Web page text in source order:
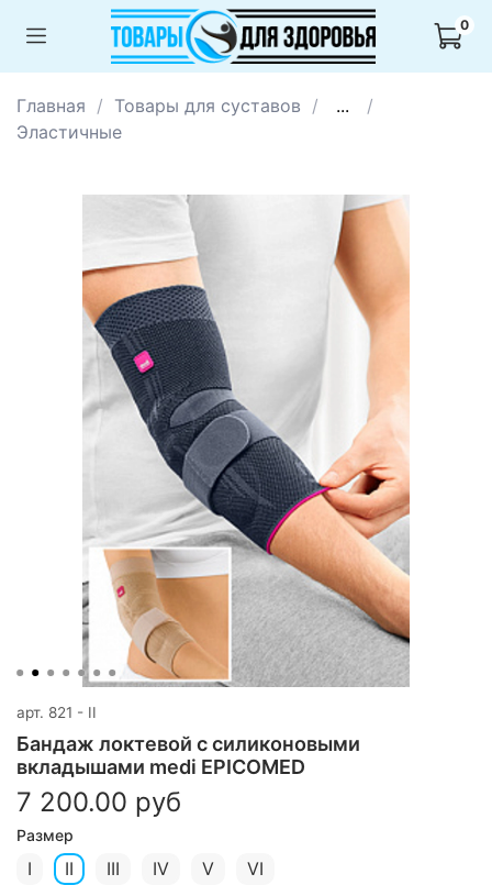
0
Главная Товары для суставов
...
Эластичные
арт. 821 - II
Бандаж локтевой с силиконовыми
вкладышами medi EPICOMED
7 200.00 руб
Размер
I II III IV V VI